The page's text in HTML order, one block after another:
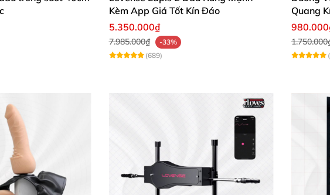
vật giả 2 đầu Lovense Lapis mạnh mẽ rung kích thích sâu
vật giả 2 đầu Lovense Lapis mạnh mẽ rung kích thích sâu
dụng, mang lại cảm giác tự nhiên và cực kỳ kích thích. Điều khiển
Kèm App Giá Tốt Kín Đáo
5.350.000₫
7.985.000₫
-33%
(689)
Quang